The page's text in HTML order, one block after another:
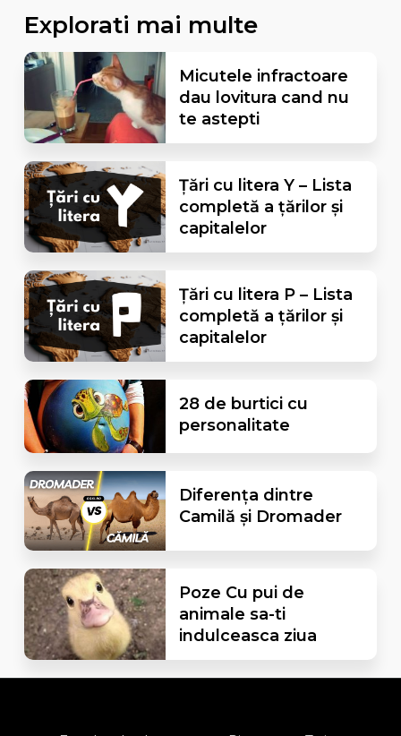
Explorati mai multe
Micutele infractoare
dau lovitura cand nu
te astepti
Țări cu litera Y – Lista
completă a țărilor și
capitalelor
Țări cu litera P – Lista
completă a țărilor și
capitalelor
28 de burtici cu
personalitate
Diferența dintre
Camilă și Dromader
Poze Cu pui de
animale sa-ti
indulceasca ziua